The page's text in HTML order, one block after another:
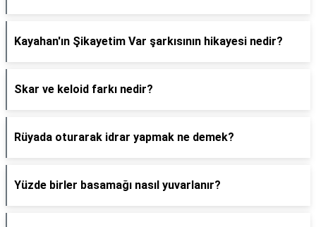
Kayahan'ın Şikayetim Var şarkısının hikayesi nedir?
Skar ve keloid farkı nedir?
Rüyada oturarak idrar yapmak ne demek?
Yüzde birler basamağı nasıl yuvarlanır?